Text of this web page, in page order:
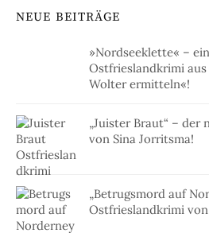
NEUE BEITRÄGE
»Nordseeklette« –
Ostfrieslandkrimi
Wolter ermitteln«!
„Juister Braut“ – der
von Sina Jorritsma!
„Betrugsmord auf
Ostfrieslandkrimi